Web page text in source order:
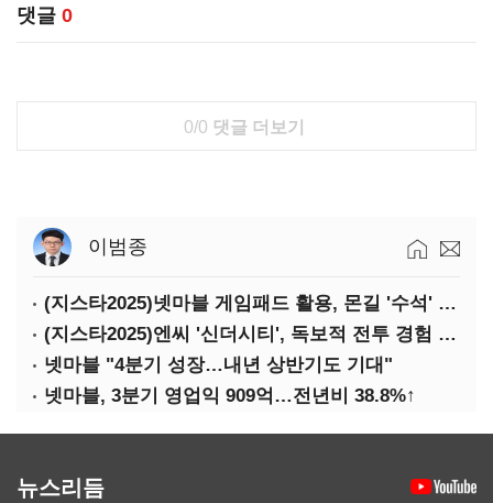
댓글 0
0/0 댓글 더보기
이범종
(지스타2025)넷마블 게임패드 활용, 몬길 '수석' 7대죄 '차석'
(지스타2025)엔씨 '신더시티', 독보적 전투 경험 필요
넷마블 "4분기 성장…내년 상반기도 기대"
넷마블, 3분기 영업익 909억…전년비 38.8%↑
뉴스리듬